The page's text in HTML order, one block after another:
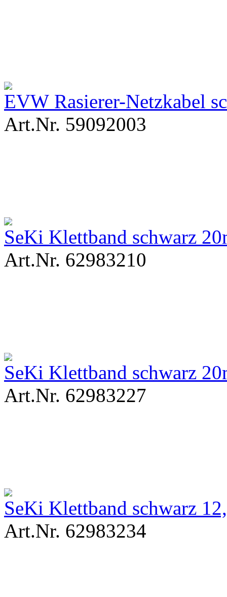
EVW Rasierer-Netzkabel
Art.Nr. 59092003
SeKi Klettband schwarz
Art.Nr. 62983210
SeKi Klettband schwarz
Art.Nr. 62983227
SeKi Klettband schwarz
Art.Nr. 62983234